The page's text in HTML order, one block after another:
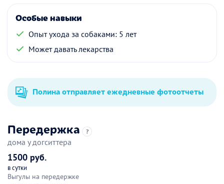
Особые навыки
Опыт ухода за собаками: 5 лет
Может давать лекарства
Полина отправляет ежедневные фотоотчеты
Передержка ?
дома у догситтера
1500 руб.
в сутки
Выгулы на передержке